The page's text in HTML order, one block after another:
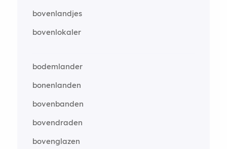
bovenlandjes
bovenlokaler
bodemlander
bonenlanden
bovenbanden
bovendraden
bovenglazen